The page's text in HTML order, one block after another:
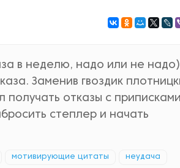
в неделю, надо или не
Заменив гвоздик
отказы с
степлер и начать
мотивирующие цитаты неудача